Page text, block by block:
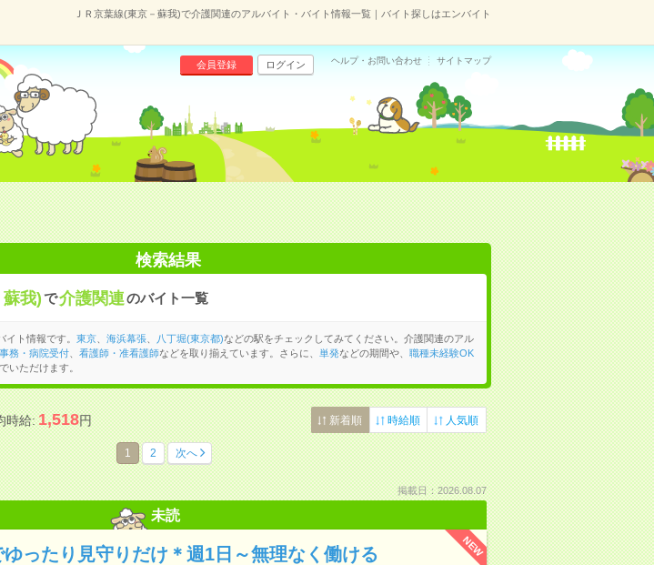
ＪＲ京葉線(東京－蘇我)で介護関連のアルバイト・バイト情報一覧｜バイト探しはエンバイト
会員登録 ログイン ヘルプ・お問い合わせ サイトマップ
検索結果
蘇我)で介護関連のバイト一覧
イト情報です。 東京、 海浜幕張、 八丁堀(東京都)などの駅をチェックしてみてください。介護関連のアル
務・病院受付、 看護師・准看護師などを取り揃えています。さらに、 単発などの期間や、 職種未経験OK
いただけます。
時給:1,518円 新着順 時給順 人気順
1 2 次へ
掲載日：2026.08.07
未読
NEW
ったり見守りだけ＊週1日～無理なく働ける